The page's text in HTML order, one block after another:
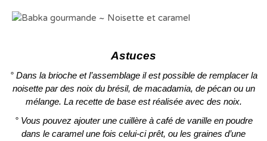
Astuces
° Dans la brioche et l’assemblage il est possible de remplacer la
noisette par des noix du brésil, de macadamia, de pécan ou un
mélange. La recette de base est réalisée avec des noix.
° Vous pouvez ajouter une cuillère à café de vanille en poudre
dans le caramel une fois celui-ci prêt, ou les graines d’une